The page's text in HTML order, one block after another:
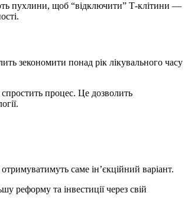
пухлини, щоб “відключити” Т-клітини —
зекономити понад рік лікувального часу
процес. Це дозволить
саме ін’єкційний варіант.
реформу та інвестиції через свій